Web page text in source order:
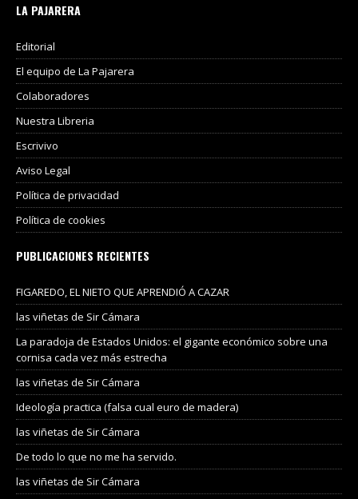
LA PAJARERA
Editorial
El equipo de La Pajarera
Colaboradores
Nuestra Libreria
Escrivivo
Aviso Legal
Política de privacidad
Política de cookies
PUBLICACIONES RECIENTES
FIGAREDO, EL NIETO QUE APRENDIÓ A CAZAR
las viñetas de Sir Cámara
La paradoja de Estados Unidos: el gigante económico sobre una
cornisa cada vez más estrecha
las viñetas de Sir Cámara
Ideología practica (falsa cual euro de madera)
las viñetas de Sir Cámara
De todo lo que no me ha servido.
las viñetas de Sir Cámara